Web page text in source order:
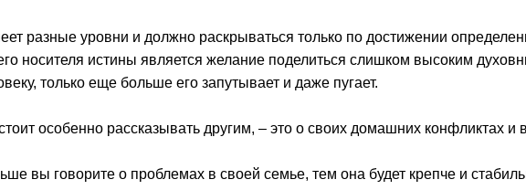
разные уровни и должно раскрываться только по достижении
носителя истины является желание поделиться слишком высоким
только еще больше его запутывает и даже пугает.
особенно рассказывать другим, – это о своих домашних конфликтах
вы говорите о проблемах в своей семье, тем она будет крепче и